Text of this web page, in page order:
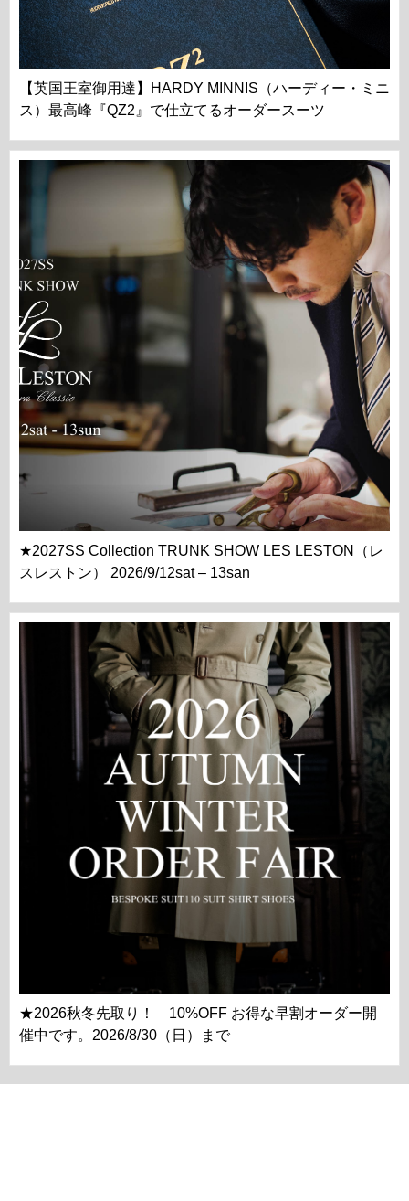
【英国王室御用達】HARDY MINNIS（ハーディー・ミニ
ス）最高峰『QZ2』で仕立てるオーダースーツ
★2027SS Collection TRUNK SHOW LES LESTON（レ
スレストン） 2026/9/12sat – 13san
★2026秋冬先取り！ 10%OFF お得な早割オーダー開
催中です。2026/8/30（日）まで